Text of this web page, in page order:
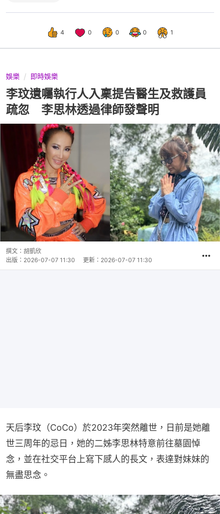
4 0 0 0 1
娛樂 即時娛樂
李玟遺囑執行人入稟提告醫生及救護員
疏忽 李思林透過律師發聲明
撰文： 胡凱欣
出版： 2026-07-07 11:30 更新： 2026-07-07 11:30
天后李玟（CoCo）於2023年突然離世，日前是她離
世三周年的忌日，她的二姊李思林特意前往墓園悼
念，並在社交平台上寫下感人的長文，表達對妹妹的
無盡思念。